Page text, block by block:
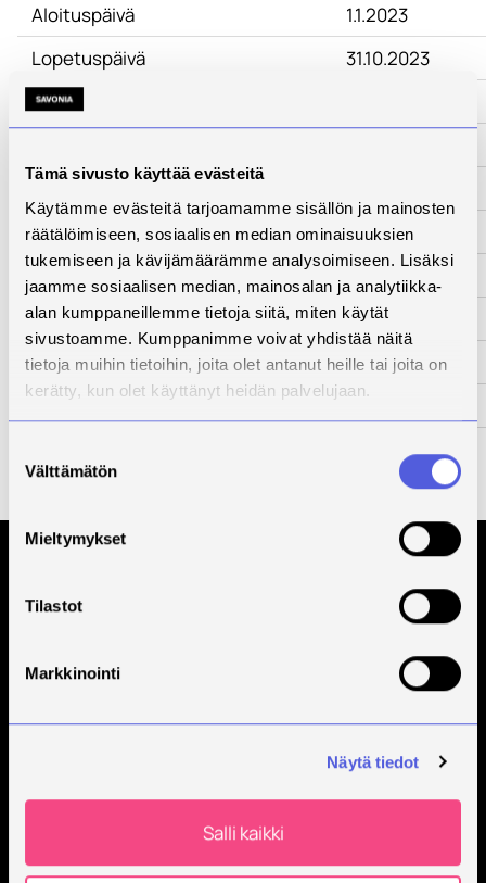
Tämä sivusto käyttää evästeitä
Käytämme evästeitä tarjoamamme sisällön ja mainosten
räätälöimiseen, sosiaalisen median ominaisuuksien
tukemiseen ja kävijämäärämme analysoimiseen. Lisäksi
jaamme sosiaalisen median, mainosalan ja analytiikka-
alan kumppaneillemme tietoja siitä, miten käytät
sivustoamme. Kumppanimme voivat yhdistää näitä
tietoja muihin tietoihin, joita olet antanut heille tai joita on
kerätty, kun olet käyttänyt heidän palvelujaan.
valinta
Välttämätön
Mieltymykset
Tilastot
Markkinointi
Näytä tiedot
Salli kaikki
Aloituspäivä
1.1.2023
Lopetuspäivä
31.10.2023
www-sivut
Kuvaus
Kehittämistarve
Toimenpiteet
Tulokset
Kumppanit
(maasetu)
Savonia on kansainvälinen työelämäläheinen
korkeakoulu, joka kouluttaa, tutkii, kehittää ja
innovoi.